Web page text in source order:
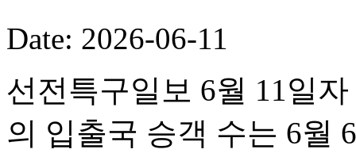
Date: 2026-06-11
선전특구일보 6월 11일
의 입출국 승객 수는 6월